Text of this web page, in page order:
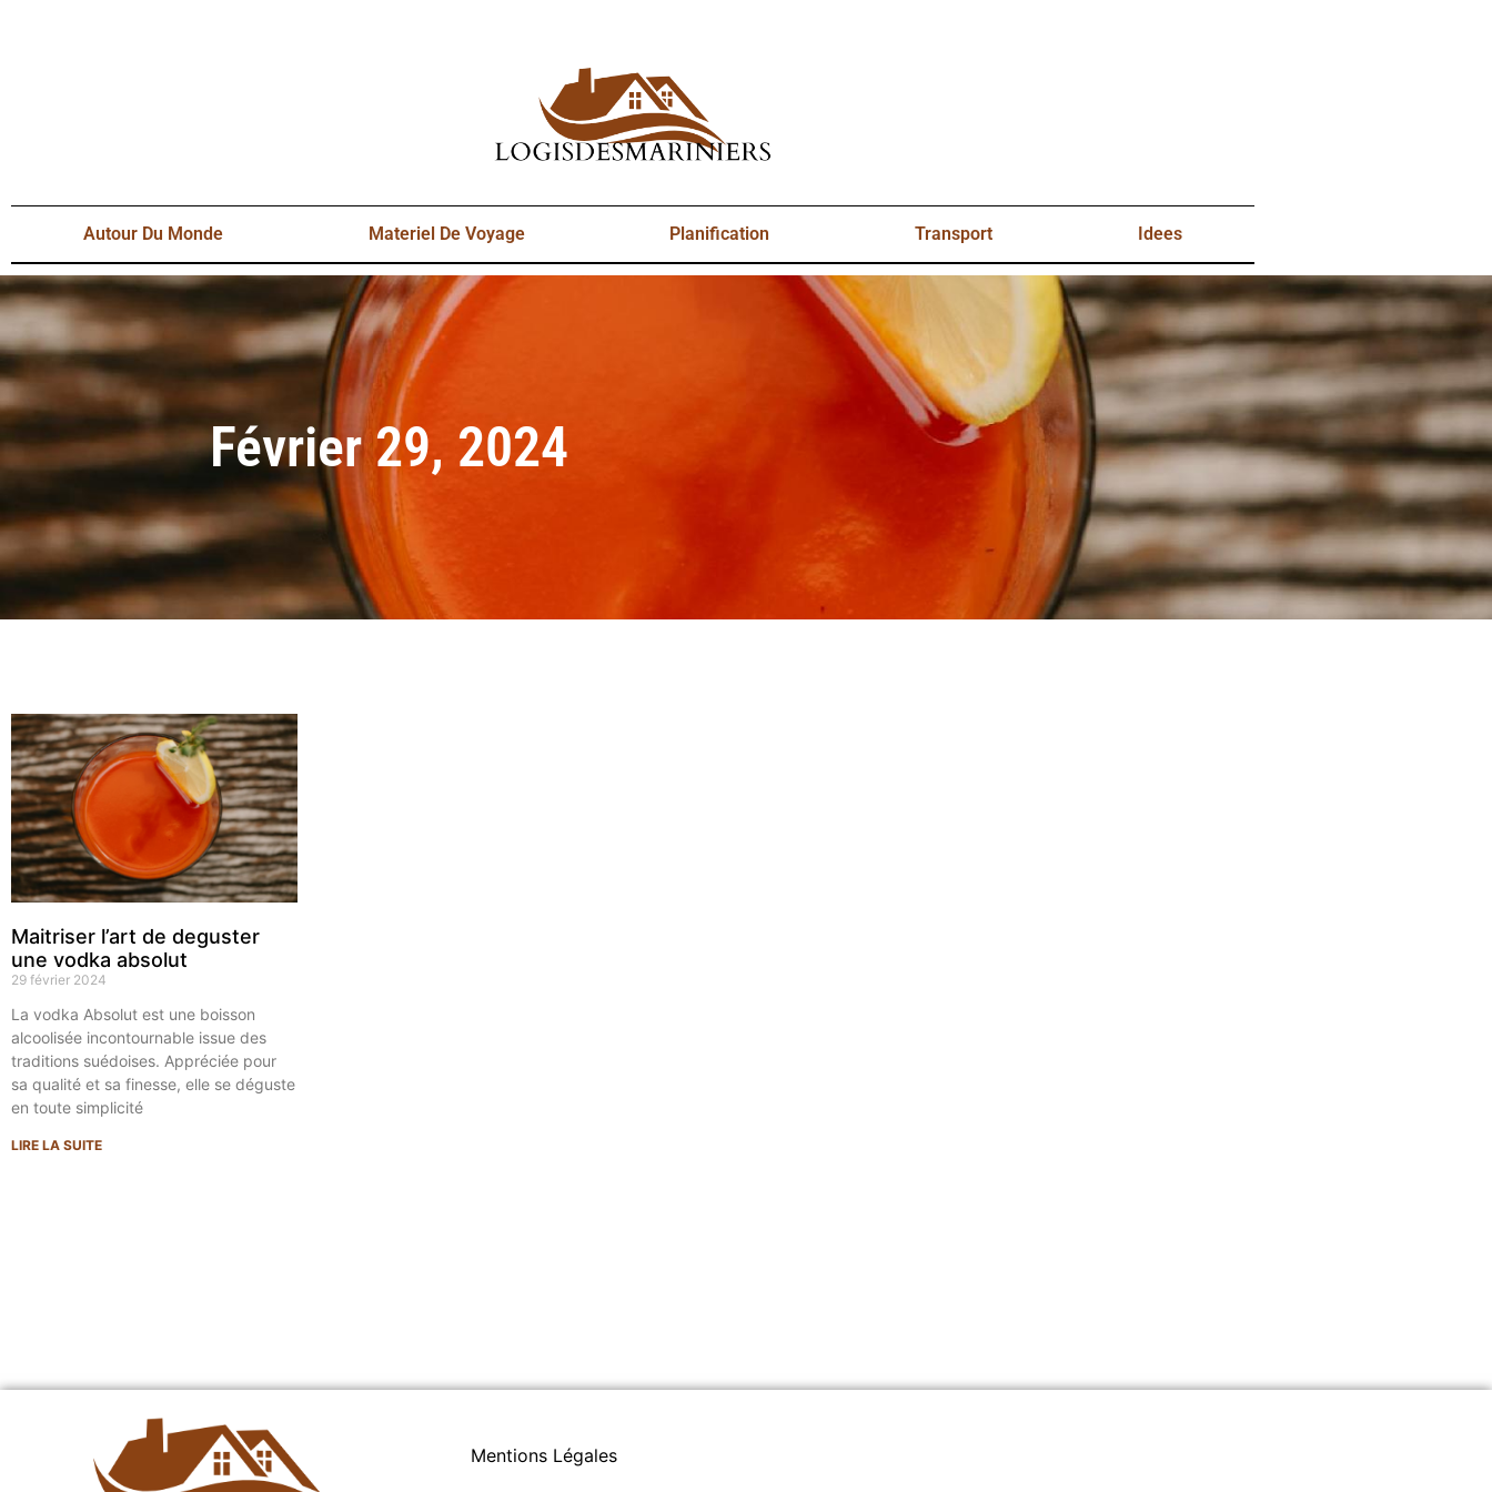
Autour Du Monde Materiel De Voyage Planification Transport Idees
Février 29, 2024
Maitriser l’art de deguster
une vodka absolut
29 février 2024
La vodka Absolut est une boisson
alcoolisée incontournable issue des
traditions suédoises. Appréciée pour
sa qualité et sa finesse, elle se déguste
en toute simplicité
LIRE LA SUITE
Mentions Légales